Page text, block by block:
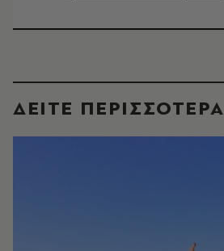
ΔΕΙΤΕ ΠΕΡΙΣΣΟΤΕΡΑ